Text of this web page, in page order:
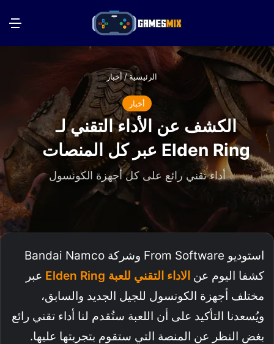
الرئيسية/أخبار
أخبار
الكشف عن الأداء التقني لـ
Elden Ring عبر كل المنصات
أداء تقني رائع على كل أجهزة الكونسول
استوديو From Software وشركة Bandai Namco
كشفا اليوم عن الاداء التقني للعبة Elden Ring
عبر
مختلف أجهزة الكونسول للجيل الجديد والسابق،
ويُسعدنا التأكيد على أن اللعبة ستُقدم لنا أداء تقني رائع
بغض النظر عن المنصة التي ستقوم بتجربتها عليها.